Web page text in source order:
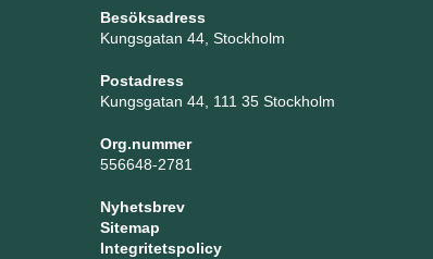
Besöksadress
Kungsgatan 44, Stockholm
Postadress
Kungsgatan 44, 111 35 Stockholm
Org.nummer
556648-2781
Nyhetsbrev
Sitemap
Integritetspolicy